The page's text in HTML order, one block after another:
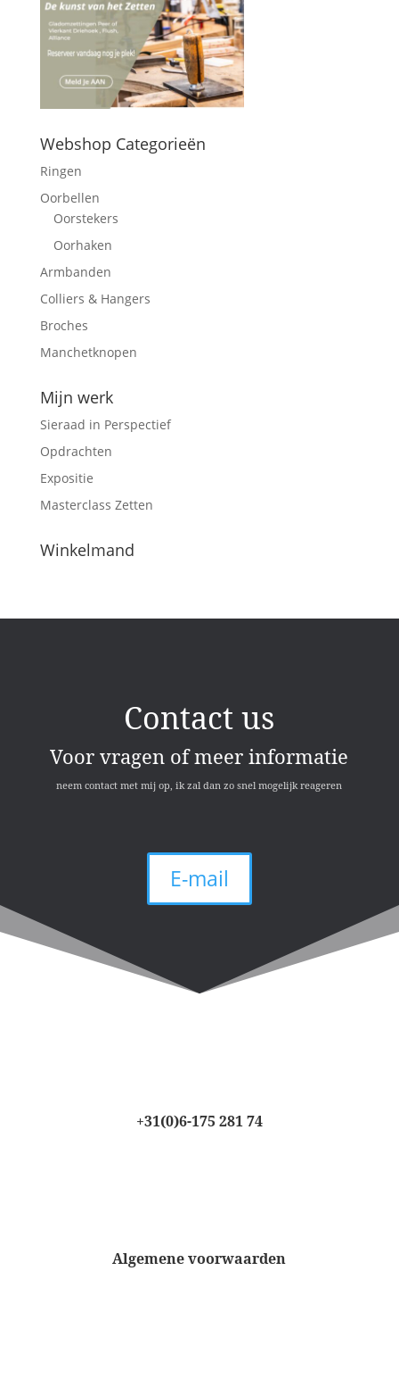
Webshop Categorieën
Ringen
Oorbellen
Oorstekers
Oorhaken
Armbanden
Colliers & Hangers
Broches
Manchetknopen
Mijn werk
Sieraad in Perspectief
Opdrachten
Expositie
Masterclass Zetten
Winkelmand
Contact us
Voor vragen of meer informatie
neem contact met mij op, ik zal dan zo snel mogelijk reageren
E-mail
+31(0)6-175 281 74
Algemene voorwaarden